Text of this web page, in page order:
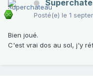
Posté(e) le 1
Bien joué.
C'est vrai dos au sol, j'y